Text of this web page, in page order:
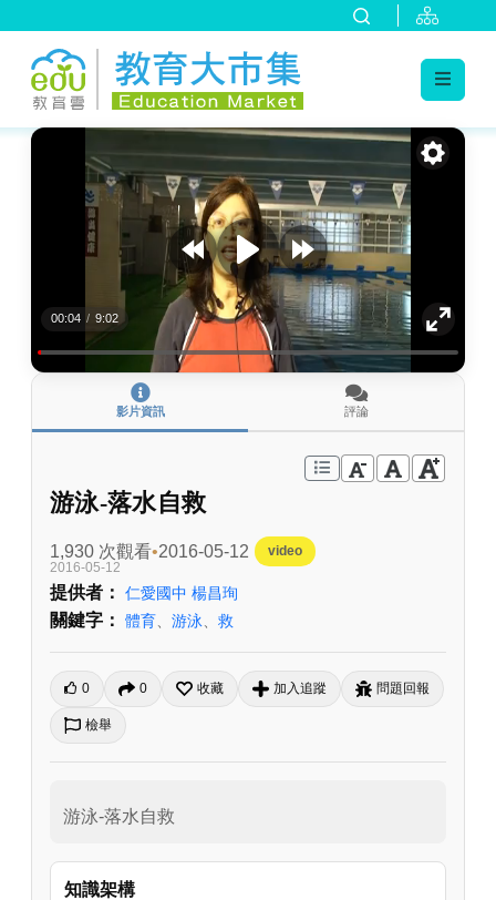
:::
00:04 / 9:02
影片資訊 評論
游泳-落水自救
1,930 次觀看 2016-05-12
video
2016-05-12
提供者： 仁愛國中 楊昌珣
關鍵字： 體育 游泳 救
0 0 收藏 加入追蹤 問題回報
檢舉
游泳-落水自救
知識架構